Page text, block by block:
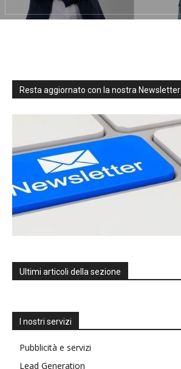
Resta aggiornato con la nostra Newsletter
Ultimi articoli della sezione
I nostri servizi
Pubblicità e servizi
Lead Generation